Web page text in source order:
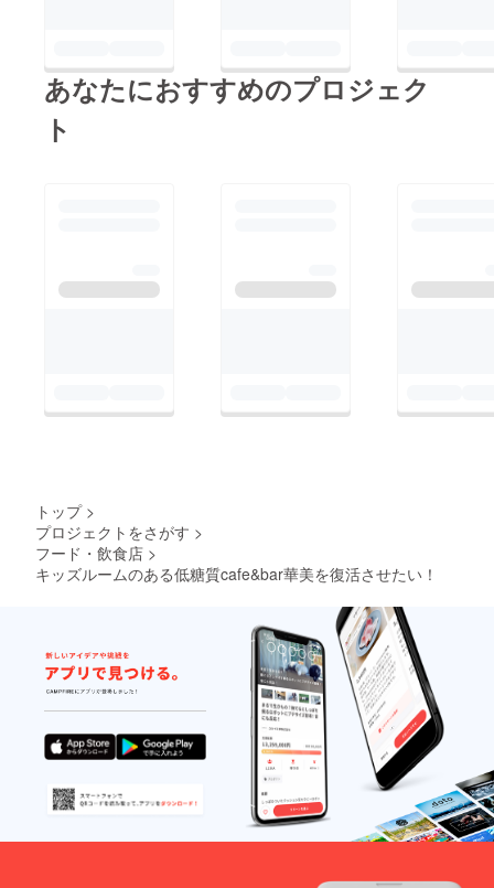
あなたにおすすめのプロジェク
ト
トップ >
プロジェクトをさがす >
フード・飲食店 >
キッズルームのある低糖質cafe&bar華美を復活させたい！